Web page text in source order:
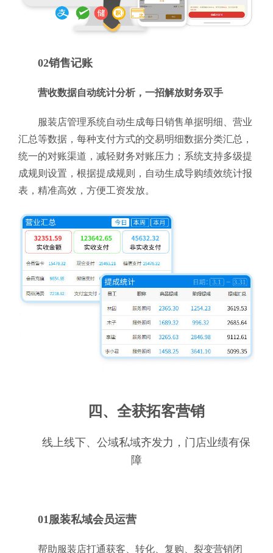
02销售记账
营收数据自动统计分析，一招解放财务双手
服装店管理系统自动生成每日销售单据明细、营业
汇总等数据，每种支付方式的交易明细数据分类汇总，
统一的对账渠道，减轻财务对账压力；系统支持多级提
成规则设置，根据提成规则，自动生成导购绩效统计报
表，精准高效，方便工资发放。
四、全获拓客营销
线上线下、公域私域齐发力，门店业绩有保
障
01服装私域会员运营
帮助服装店打通获客、转化、复购、裂变营销闭